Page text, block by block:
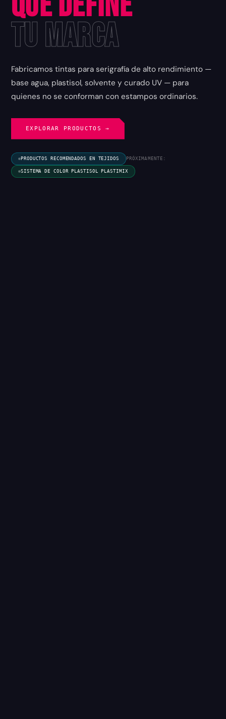
tu Marca
Fabricamos tintas para serigrafía de alto rendimiento —
base agua, plastisol, solvente y curado UV — para
quienes no se conforman con estampos ordinarios.
EXPLORAR PRODUCTOS →
PRODUCTOS RECOMENDADOS EN TEJIDOS PRÓXIMAMENTE:
SISTEMA DE COLOR PLASTISOL PLASTIMIX